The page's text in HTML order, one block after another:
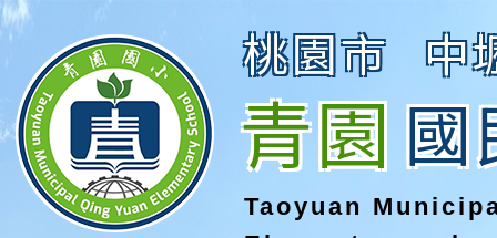
桃園市 中
青園國
Taoyuan